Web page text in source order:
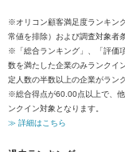
※オリコン顧客満足度ランキン
常値を排除）および調査対象者
※「総合ランキング」、「評価
数を満たした企業のみランクイ
定人数の半数以上の企業がラン
※総合得点が60.00点以上で、
ンクイン対象となります。
≫ 詳細はこちら